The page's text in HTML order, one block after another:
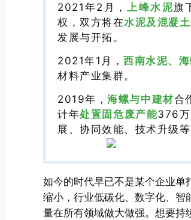
2021年2月，
上峰水泥旗
权，双方将在水泥及混凝
发展与开拓。
2021年1月，西南水泥、
材料产业集群。
2019年，海螺与中建材合
计年处置固危废产能376万
展、协同效能、技术升级
如今的时代早已不是某个企业单
缩小，行业低碳化、数字化、智
量在所有领域做大做强。想要持